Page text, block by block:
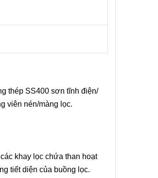
thép SS400 sơn tĩnh điện/
viên nén/màng lọc.
khay lọc chứa than hoạt
tiết diện của buồng lọc.